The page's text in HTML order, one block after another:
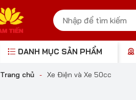
DANH MỤC SẢN PHẨM
Trang chủ - Xe Điện và Xe 50cc